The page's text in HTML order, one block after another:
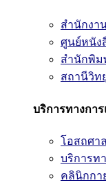
สำนักงา
ศูนย์หนัง
สำนักพิม
สถานีวิท
บริการทางกา
โอสถศา
บริการท
คลินิกกา